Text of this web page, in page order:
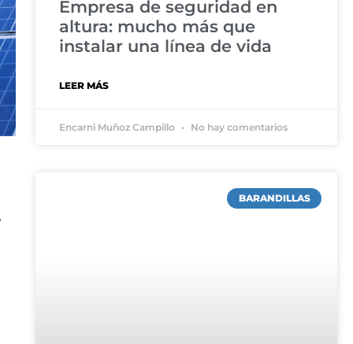
Empresa de seguridad en
altura: mucho más que
instalar una línea de vida
LEER MÁS
Encarni Muñoz Campillo No hay comentarios
BARANDILLAS